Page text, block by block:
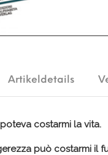
Artikeldetails
costarmi la vita.
può costarmi il